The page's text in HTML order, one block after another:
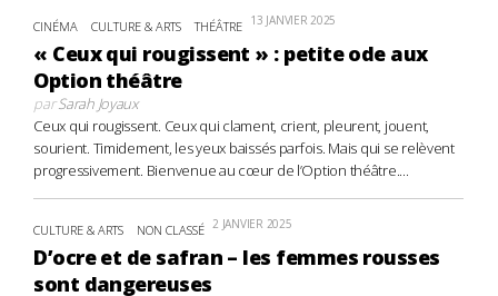
CINÉMA CULTURE & ARTS THÉÂTRE 13 JANVIER 2025
« Ceux qui rougissent » : petite ode aux
Option théâtre
parSarah Joyaux
Ceux qui rougissent. Ceux qui clament, crient, pleurent, jouent,
sourient. Timidement, les yeux baissés parfois. Mais qui se relèvent
progressivement. Bienvenue au cœur de l’Option théâtre....
CULTURE & ARTS NON CLASSÉ 2 JANVIER 2025
D’ocre et de safran – les femmes rousses
sont dangereuses